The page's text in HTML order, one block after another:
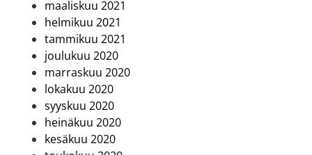
maaliskuu 2021
helmikuu 2021
tammikuu 2021
joulukuu 2020
marraskuu 2020
lokakuu 2020
syyskuu 2020
heinäkuu 2020
kesäkuu 2020